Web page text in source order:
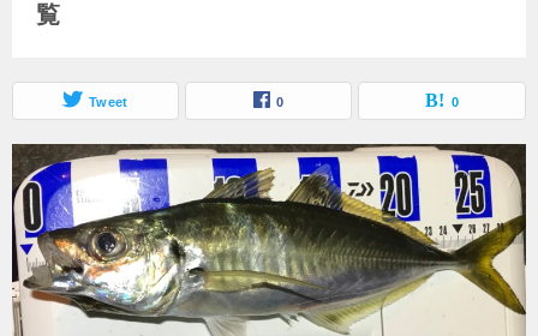
覧
Tweet 0 0